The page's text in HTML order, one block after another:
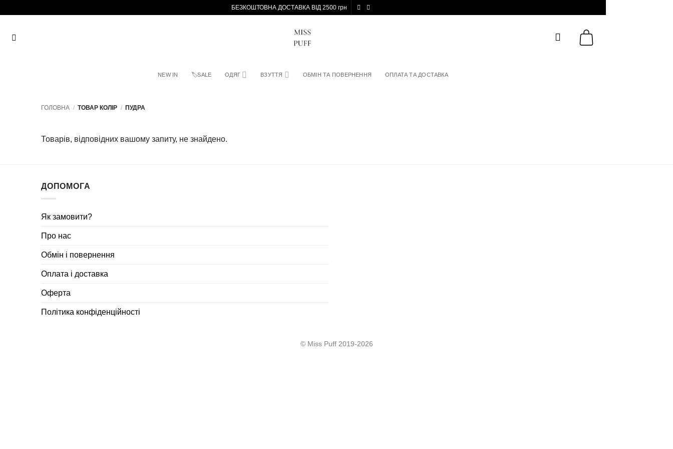
БЕЗКОШТОВНА ДОСТАВКА ВІД 2500 грн
NEW IN 🏷SALE ОДЯГ ВЗУТТЯ ОБМІН ТА ПОВЕРНЕННЯ ОПЛАТА ТА ДОСТАВКА
ГОЛОВНА / ТОВАР КОЛІР / ПУДРА
Товарів, відповідних вашому запиту, не знайдено.
ДОПОМОГА
Як замовити?
Про нас
Обмін і повернення
Оплата і доставка
Оферта
Політика конфіденційності
© Miss Puff 2019-2026